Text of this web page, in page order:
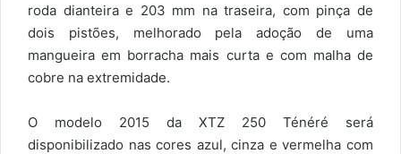
roda dianteira e 203 mm na traseira, com pinça de
dois pistões, melhorado pela adoção de uma
mangueira em borracha mais curta e com malha de
cobre na extremidade.
O modelo 2015 da XTZ 250 Ténéré será
disponibilizado nas cores azul, cinza e vermelha com